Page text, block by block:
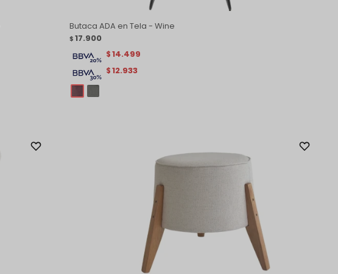
Butaca ADA en Tela - Wine
$ 17.900
$12.933
$14.499